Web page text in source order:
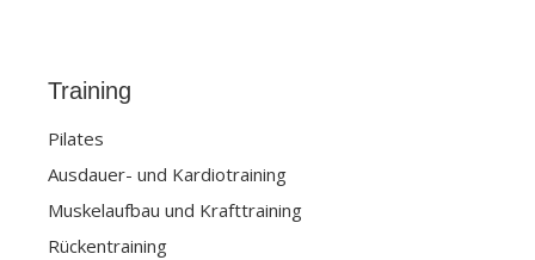
Training
Pilates
Ausdauer- und Kardiotraining
Muskelaufbau und Krafttraining
Rückentraining